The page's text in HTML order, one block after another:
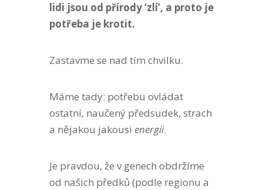
lidi jsou od přírody ‘zlí’, a proto je
potřeba je krotit.
Zastavme se nad tím chvilku.
Máme tady: potřebu ovládat
ostatní, naučený předsudek, strach
a nějakou jakousi energii.
Je pravdou, že v genech obdržíme
od našich předků (podle regionu a